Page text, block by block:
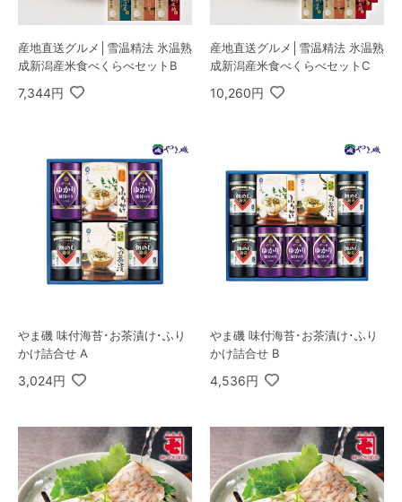
産地直送グルメ│雪温精法 氷温熟
成新潟産米食べくらべセットB
7,344円
産地直送グルメ│雪温精法 氷温熟
成新潟産米食べくらべセットC
10,260円
やま磯 味付海苔･お茶漬け･ふり
かけ詰合せ A
3,024円
やま磯 味付海苔･お茶漬け･ふり
かけ詰合せ B
4,536円